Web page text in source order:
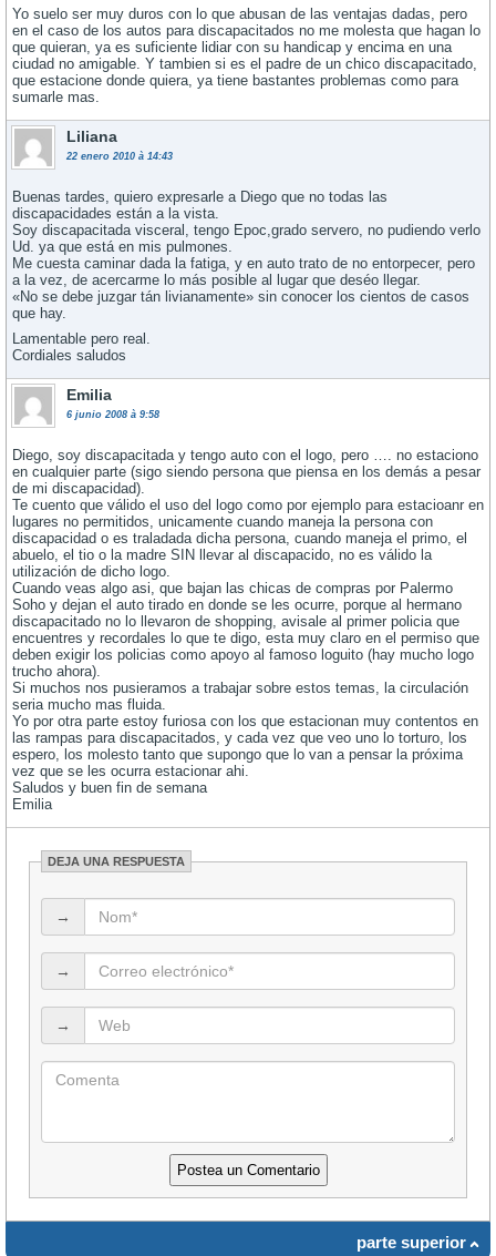
Yo suelo ser muy duros con lo que abusan de las ventajas dadas, pero
en el caso de los autos para discapacitados no me molesta que hagan lo
que quieran, ya es suficiente lidiar con su handicap y encima en una
ciudad no amigable. Y tambien si es el padre de un chico discapacitado,
que estacione donde quiera, ya tiene bastantes problemas como para
sumarle mas.
Liliana
22 enero 2010 à 14:43
Buenas tardes, quiero expresarle a Diego que no todas las
discapacidades están a la vista.
Soy discapacitada visceral, tengo Epoc,grado servero, no pudiendo verlo
Ud. ya que está en mis pulmones.
Me cuesta caminar dada la fatiga, y en auto trato de no entorpecer, pero
a la vez, de acercarme lo más posible al lugar que deséo llegar.
«No se debe juzgar tán livianamente» sin conocer los cientos de casos
que hay.
Lamentable pero real.
Cordiales saludos
Emilia
6 junio 2008 à 9:58
Diego, soy discapacitada y tengo auto con el logo, pero …. no estaciono
en cualquier parte (sigo siendo persona que piensa en los demás a pesar
de mi discapacidad).
Te cuento que válido el uso del logo como por ejemplo para estacioanr en
lugares no permitidos, unicamente cuando maneja la persona con
discapacidad o es traladada dicha persona, cuando maneja el primo, el
abuelo, el tio o la madre SIN llevar al discapacido, no es válido la
utilización de dicho logo.
Cuando veas algo asi, que bajan las chicas de compras por Palermo
Soho y dejan el auto tirado en donde se les ocurre, porque al hermano
discapacitado no lo llevaron de shopping, avisale al primer policia que
encuentres y recordales lo que te digo, esta muy claro en el permiso que
deben exigir los policias como apoyo al famoso loguito (hay mucho logo
trucho ahora).
Si muchos nos pusieramos a trabajar sobre estos temas, la circulación
seria mucho mas fluida.
Yo por otra parte estoy furiosa con los que estacionan muy contentos en
las rampas para discapacitados, y cada vez que veo uno lo torturo, los
espero, los molesto tanto que supongo que lo van a pensar la próxima
vez que se les ocurra estacionar ahi.
Saludos y buen fin de semana
Emilia
DEJA UNA RESPUESTA
→
→
→
parte superior